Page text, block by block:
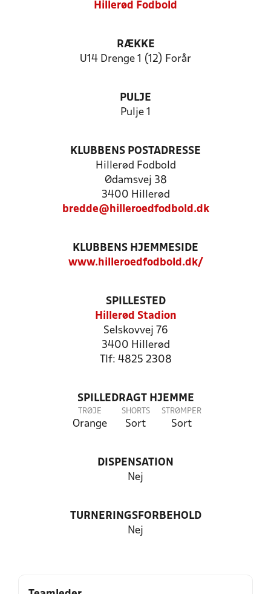
Hillerød Fodbold
RÆKKE
U14 Drenge 1 (12) Forår
PULJE
Pulje 1
KLUBBENS POSTADRESSE
Hillerød Fodbold
Ødamsvej 38
3400 Hillerød
bredde@hilleroedfodbold.dk
KLUBBENS HJEMMESIDE
www.hilleroedfodbold.dk/
SPILLESTED
Hillerød Stadion
Selskovvej 76
3400 Hillerød
Tlf: 4825 2308
SPILLEDRAGT HJEMME
TRØJE
Orange
SHORTS
Sort
STRØMPER
Sort
DISPENSATION
Nej
TURNERINGSFORBEHOLD
Nej